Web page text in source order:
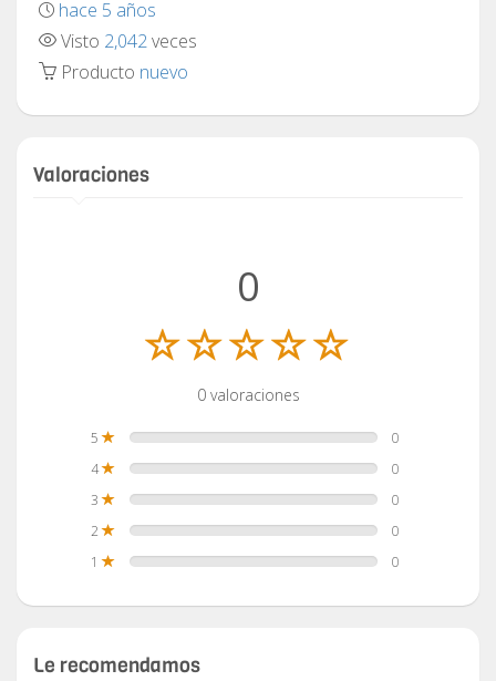
hace 5 años
Visto 2,042veces
Producto nuevo
Valoraciones
0
0 valoraciones
5
0
4
0
3
0
2
0
1
0
Le recomendamos